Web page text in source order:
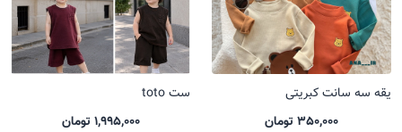
یقه سه سانت کبریتی
350,000 تومان
ست toto
1,995,000 تومان